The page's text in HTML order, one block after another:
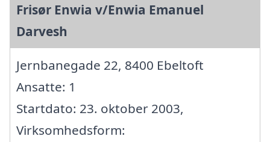
Frisør Enwia v/Enwia Emanuel
Darvesh
Jernbanegade 22, 8400 Ebeltoft
Ansatte: 1
Startdato: 23. oktober 2003,
Virksomhedsform: